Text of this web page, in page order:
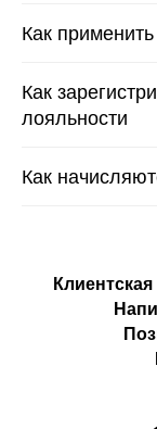
Как
Как
лояльности
Как